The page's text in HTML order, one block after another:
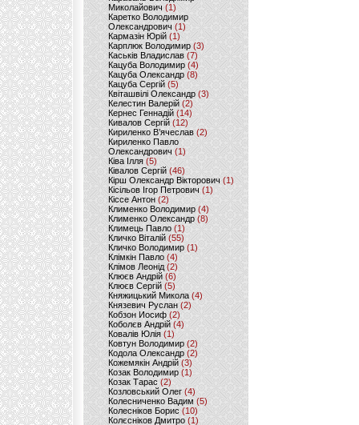
Миколайович (1)
Каретко Володимир
Олександрович (1)
Кармазін Юрій(1)
Карплюк Володимир(3)
Каськів Владислав (7)
Кацуба Володимир (4)
Кацуба Олександр (8)
Кацуба Сергій (5)
Квіташвілі Олександр(3)
Келестин Валерій(2)
Кернес Геннадій (14)
Кивалов Сергій (12)
Кириленко В’ячеслав (2)
Кириленко Павло
Олександрович (1)
Ківа Ілля (5)
Ківалов Сергій(46)
Кірш Олександр Вікторович (1)
Кісільов Ігор Петрович (1)
Кіссе Антон (2)
Клименко Володимир(4)
Клименко Олександр (8)
Климець Павло (1)
Кличко Віталій(55)
Кличко Володимир (1)
Клімкін Павло (4)
Клімов Леонід(2)
Клюєв Андрій(6)
Клюєв Сергій (5)
Княжицький Микола(4)
Князевич Руслан (2)
Кобзон Иосиф(2)
Коболєв Андрій (4)
Ковалів Юлія(1)
Ковтун Володимир (2)
Кодола Олександр (2)
Кожемякін Андрій (3)
Козак Володимир (1)
Козак Тарас (2)
Козловський Олег(4)
Колесниченко Вадим (5)
Колесніков Борис (10)
Колєсніков Дмитро (1)